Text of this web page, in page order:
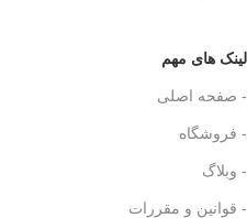
لینک های مهم
- صفحه اصلی
- فروشگاه
- وبلاگ
- قوانین و مقررات